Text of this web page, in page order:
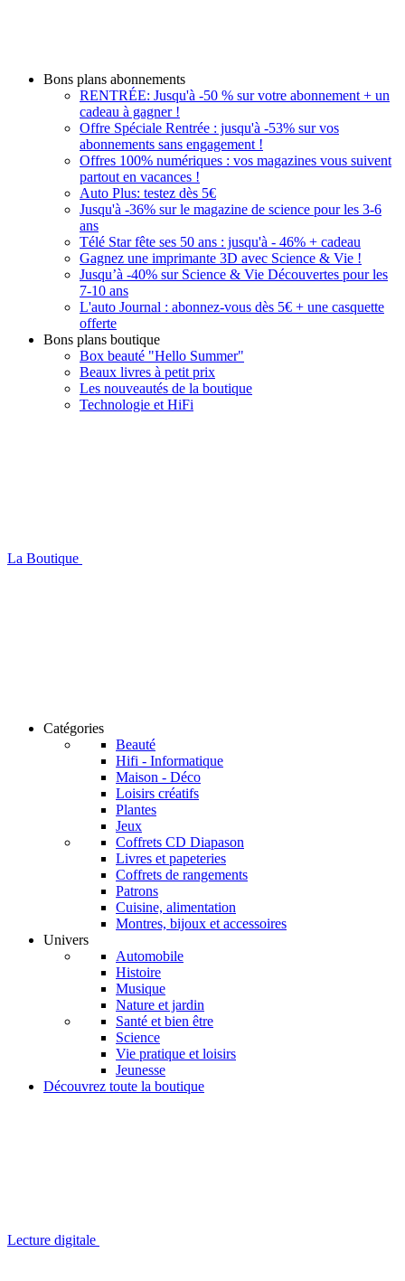
Bons plans abonnements
RENTRÉE: Jusqu'à -50 % sur votre abonnement + un
cadeau à gagner !
Offre Spéciale Rentrée : jusqu'à -53% sur vos
abonnements sans engagement !
Offres 100% numériques : vos magazines vous suivent
partout en vacances !
Auto Plus: testez dès 5€
Jusqu'à -36% sur le magazine de science pour les 3-6
ans
Télé Star fête ses 50 ans : jusqu'à - 46% + cadeau
Gagnez une imprimante 3D avec Science & Vie !
Jusqu’à -40% sur Science & Vie Découvertes pour les
7-10 ans
L'auto Journal : abonnez-vous dès 5€ + une casquette
offerte
Bons plans boutique
Box beauté "Hello Summer"
Beaux livres à petit prix
Les nouveautés de la boutique
Technologie et HiFi
La Boutique
Catégories
Beauté
Hifi - Informatique
Maison - Déco
Loisirs créatifs
Plantes
Jeux
Coffrets CD Diapason
Livres et papeteries
Coffrets de rangements
Patrons
Cuisine, alimentation
Montres, bijoux et accessoires
Univers
Automobile
Histoire
Musique
Nature et jardin
Santé et bien être
Science
Vie pratique et loisirs
Jeunesse
Découvrez toute la boutique
Lecture digitale